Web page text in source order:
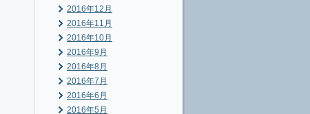
2016年12月
2016年11月
2016年10月
2016年9月
2016年8月
2016年7月
2016年6月
2016年5月